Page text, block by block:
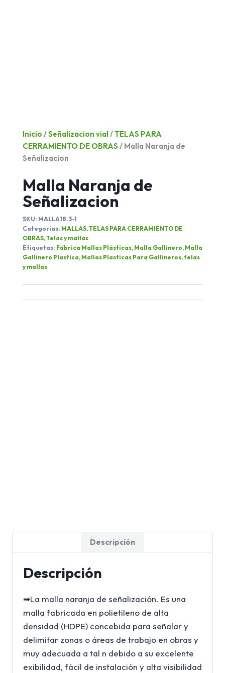
Inicio /Señalizacion vial /TELAS PARA
CERRAMIENTO DE OBRAS / Malla Naranja de
Señalizacion
Malla Naranja de
Señalizacion
SKU: MALLA18.3-1
Categorías: MALLAS,TELAS PARA CERRAMIENTO DE
OBRAS,Telas y mallas
Etiquetas: Fábrica Mallas Plásticas, Malla Gallinero, Malla
Gallinero Plastica, Mallas Plasticas Para Gallineros,telas
y mallas
Descripción
Descripción
➡La malla naranja de señalización. Es una
malla fabricada en polietileno de alta
densidad (HDPE) concebida para señalar y
delimitar zonas o áreas de trabajo en obras y
muy adecuada a tal n debido a su excelente
exibilidad, fácil de instalación y alta visibilidad